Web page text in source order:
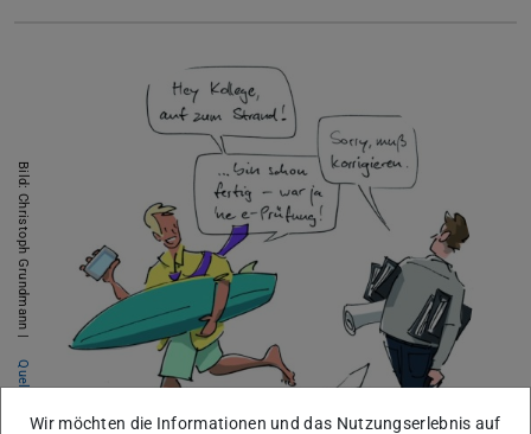
Bild: Christoph Grundmann |
Quelle
Wir möchten die Informationen und das Nutzungserlebnis auf